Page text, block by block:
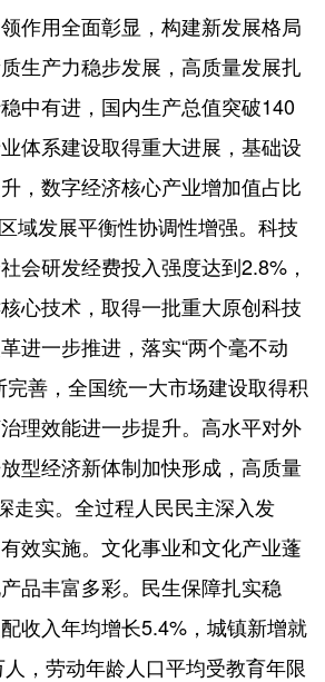
用全面彰显，构建新发展格局
生产力稳步发展，高质量发展扎
中有进，国内生产总值突破140
体系建设取得重大进展，基础设
，数字经济核心产业增加值占比
域发展平衡性协调性增强。科技
会研发经费投入强度达到2.8%，
心技术，取得一批重大原创科技
进一步推进，落实“两个毫不动
完善，全国统一大市场建设取得积
理效能进一步提升。高水平对外
型经济新体制加快形成，高质量
走实。全过程人民民主深入发
效实施。文化事业和文化产业蓬
品丰富多彩。民生保障扎实稳
收入年均增长5.4%，城镇新增就
，劳动年龄人口平均受教育年限